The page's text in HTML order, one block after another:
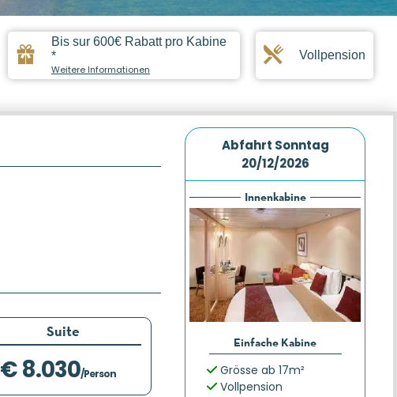
Bis sur 600€ Rabatt pro Kabine
*
Weitere Informationen
Vollpension
Suite
€ 8.030/Person
Abfahrt Sonntag
20/12/2026
Innenkabine
Einfache Kabine
Grösse ab 17m²
Vollpension